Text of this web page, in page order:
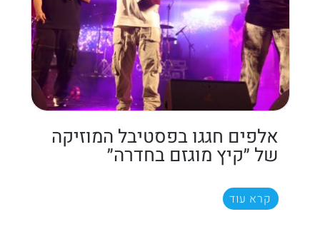
אלפים חגגו בפסטיבל המוזיקה
של ״קיץ מוגזם בחדרה״
קרא עוד